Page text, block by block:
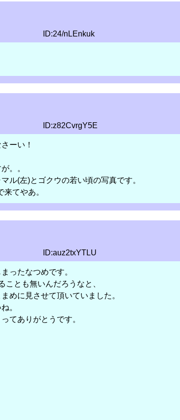
ID:24/nLEnkuk
ID:z82CvrgY5E
ーい！
。。
ル(左)とゴクウの若い頃の写真です。
てやあ。
ID:auz2txYTLU
ったなつめです。
ことも無いんだろうなと、
めに見させて頂いていました。
。
てありがとうです。